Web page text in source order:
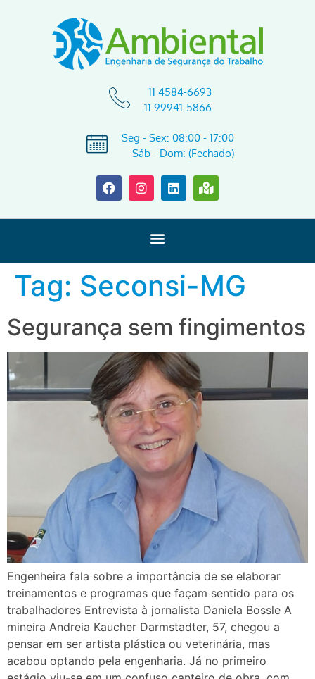
11 4584-6693
11 99941-5866
Seg - Sex: 08:00 - 17:00
Sáb - Dom: (Fechado)
Tag: Seconsi-MG
Segurança sem fingimentos
Engenheira fala sobre a importância de se elaborar
treinamentos e programas que façam sentido para os
trabalhadores Entrevista à jornalista Daniela Bossle A
mineira Andreia Kaucher Darmstadter, 57, chegou a
pensar em ser artista plástica ou veterinária, mas
acabou optando pela engenharia. Já no primeiro